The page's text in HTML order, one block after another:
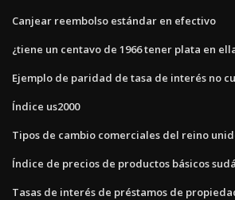
Canjear reembolso estándar en efectivo
¿tiene un centavo de 1966 tener plata en
Ejemplo de paridad de tasa de interés no
Índice us2000
Tipos de cambio comerciales del reino
Índice de precios de productos básicos
Tasas de interés de préstamos de